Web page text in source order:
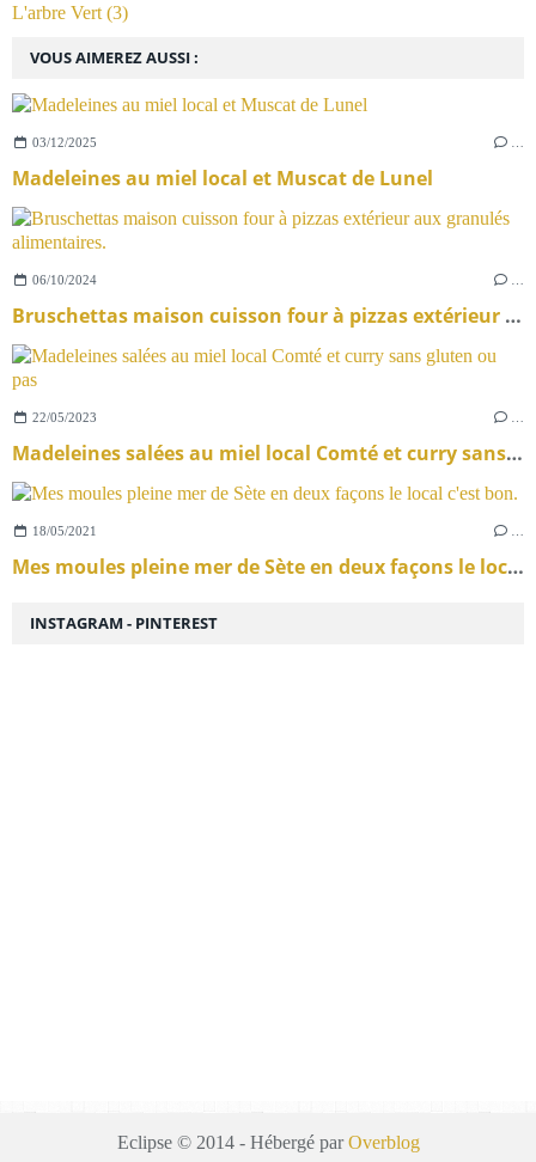
VOUS AIMEREZ AUSSI :
03/12/2025
Madeleines au miel local et Muscat de Lunel
06/10/2024
Bruschettas maison cuisson four à pizzas extérieur aux granulés alimentaires.
22/05/2023
Madeleines salées au miel local Comté et curry sans gluten ou pas
18/05/2021
Mes moules pleine mer de Sète en deux façons le local c'est bon.
L'arbre Vert (3)
INSTAGRAM - PINTEREST
Eclipse © 2014 - Hébergé parOverblog